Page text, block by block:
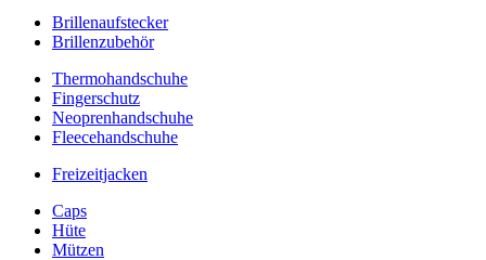
Brillenaufstecker
Brillenzubehör
Thermohandschuhe
Fingerschutz
Neoprenhandschuhe
Fleecehandschuhe
Freizeitjacken
Caps
Hüte
Mützen